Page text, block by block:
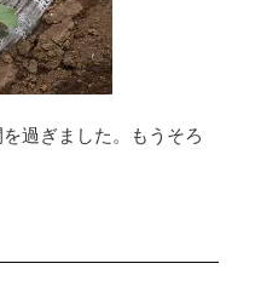
過ぎました。もうそろ